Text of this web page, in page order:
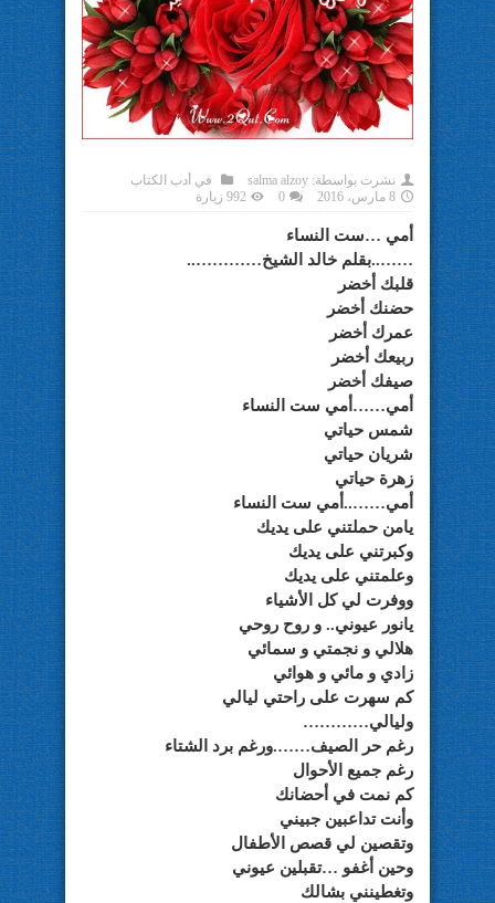
نشرت بواسطة: salma alzoy في أدب الكتاب
8 مارس، 2016
0 992 زيارة
أمي …ست النساء
……..بقلم خالد الشيخ…………..
قلبك أخضر
حضنك أخضر
عمرك أخضر
ربيعك أخضر
صيفك أخضر
أمي……أمي ست النساء
شمس حياتي
شريان حياتي
زهرة حياتي
أمي……..أمي ست النساء
يامن حملتني على يديك
وكبرتني على يديك
وعلمتني على يديك
ووفرت لي كل الأشياء
يانور عيوني.. و روح روحي
هلالي و نجمتي و سمائي
زادي و مائي و هوائي
كم سهرت على راحتي ليالي
وليالي…………
رغم حر الصيف…….ورغم برد الشتاء
رغم جميع الأحوال
كم نمت في أحضانك
وأنت تداعبين جبيني
وتقصين لي قصص الأطفال
وحين أغفو …تقبلين عيوني
وتغطينني بشالك